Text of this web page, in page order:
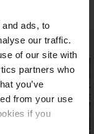
ads, to
our traffic.
of our site with
partners who
you’ve
from your use
if you